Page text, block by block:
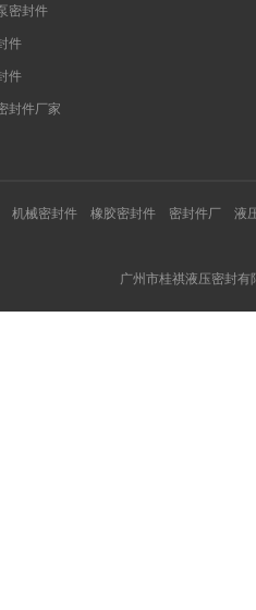
密封件
件
件
封件厂家
机械密封件 橡胶密封件 密封件厂 液
广州市桂祺液压密封有